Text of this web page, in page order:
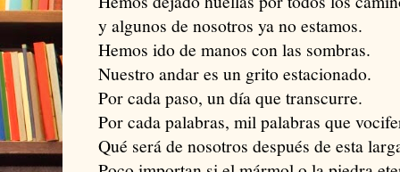
y algunos de nosotros ya no estamos.
Hemos ido de manos con las sombras.
Nuestro andar es un grito estacionado.
Por cada paso, un día que transcurre.
Por cada palabras, mil palabras que
Qué será de nosotros después de esta